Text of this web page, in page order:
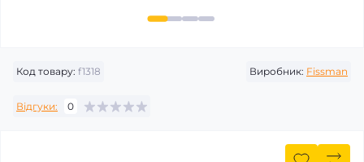
Код товару: f1318 Виробник: Fissman
Відгуки: 0